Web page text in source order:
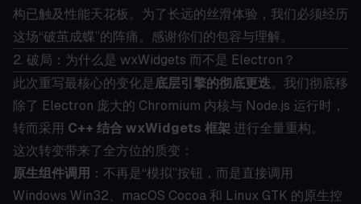
构已触及性能天花板。为了长远的丝滑体验，我们必须经历
这场“破茧成蝶”的阵痛。感谢你们的包容与理解。
2. 破局：为什么是 wxWidgets 而不是 Electron？
此次重写最核心的变化是底层引擎的彻底更迭。我们彻底移
除了 Electron 庞大的 Chromium 内核与 Node.js 运行时，
转而采用 C++ 结合 wxWidgets 框架 进行全量重构。
这次转变带来了全方位的质变：
原生组件调用 ：不再是“模拟”按钮，而是直接调用
Windows Win32、macOS Cocoa 和 Linux GTK 的原生控